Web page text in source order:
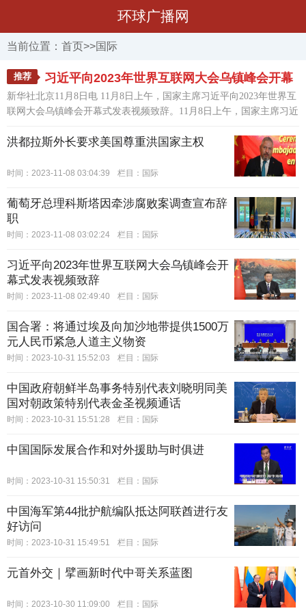
环球广播网
当前位置： 首页>>国际
推荐
习近平向2023年世界互联网大会乌镇峰会开幕
式发表视频致辞
新华社北京11月8日电 11月8日上午，国家主席习近平向2023年世界互
联网大会乌镇峰会开幕式发表视频致辞。11月8日上午，国家主席习近
者 李学仁 摄习近平指出，2015年，我在第二届世界互联网大会开幕式
洪都拉斯外长要求美国尊重洪国家主权
时间：2023-11-08 03:04:39 栏目： 国际
葡萄牙总理科斯塔因牵涉腐败案调查宣布辞
职
时间：2023-11-08 03:02:24 栏目： 国际
习近平向2023年世界互联网大会乌镇峰会开
幕式发表视频致辞
时间：2023-11-08 02:49:40 栏目： 国际
国合署：将通过埃及向加沙地带提供1500万
元人民币紧急人道主义物资
时间：2023-10-31 15:52:03 栏目： 国际
中国政府朝鲜半岛事务特别代表刘晓明同美
国对朝政策特别代表金圣视频通话
时间：2023-10-31 15:51:28 栏目： 国际
中国国际发展合作和对外援助与时俱进
时间：2023-10-31 15:50:31 栏目： 国际
中国海军第44批护航编队抵达阿联酋进行友
好访问
时间：2023-10-31 15:49:51 栏目： 国际
元首外交｜擘画新时代中哥关系蓝图
时间：2023-10-30 11:09:00 栏目： 国际